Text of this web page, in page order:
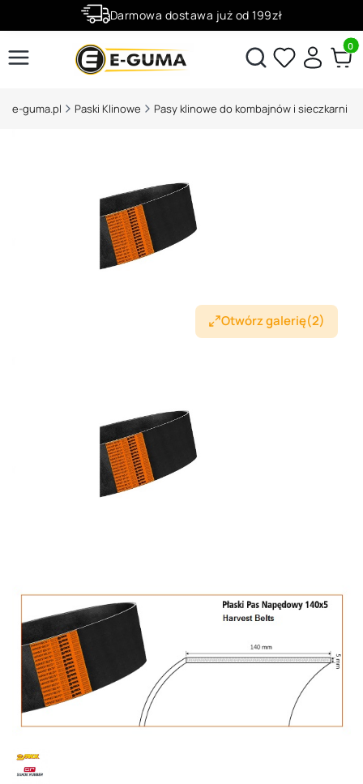
Darmowa dostawa już od 199zł
Rabaty -50% na wybrane produktyOtwórz wyszukiwarkę
e-guma.pl Paski Klinowe Pasy klinowe do kombajnów i sieczkarni
Otwórz galerię(2)